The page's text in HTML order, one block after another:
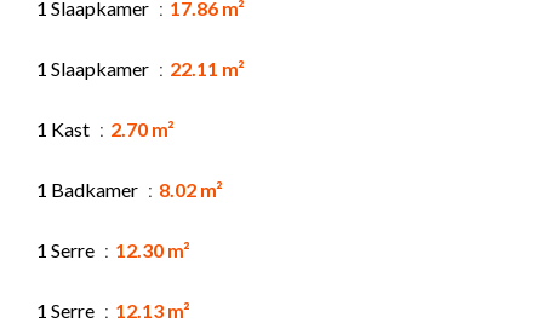
1 Slaapkamer 17.86 m²
1 Slaapkamer 22.11 m²
1 Kast 2.70 m²
1 Badkamer 8.02 m²
1 Serre 12.30 m²
1 Serre 12.13 m²